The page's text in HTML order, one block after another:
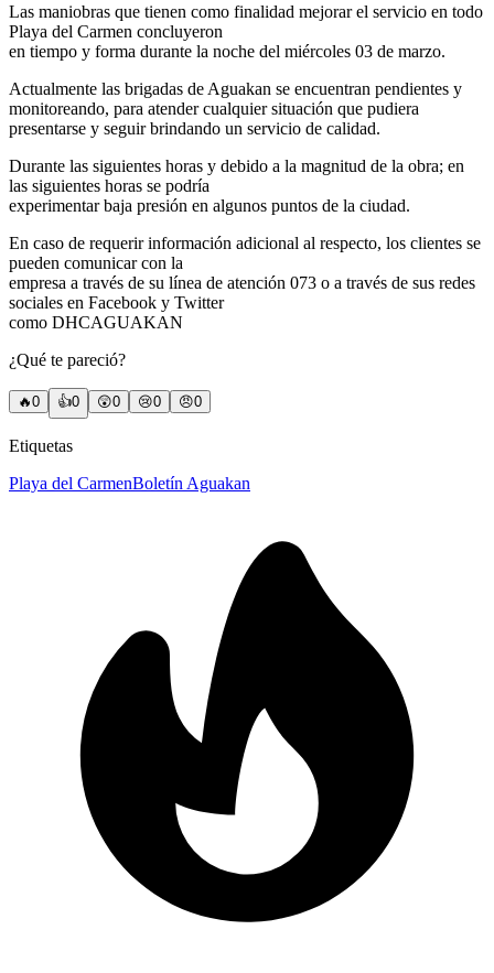
Las maniobras que tienen como finalidad mejorar el servicio en todo
Playa del Carmen concluyeron
en tiempo y forma durante la noche del miércoles 03 de marzo.
Actualmente las brigadas de Aguakan se encuentran pendientes y
monitoreando, para atender cualquier situación que pudiera
presentarse y seguir brindando un servicio de calidad.
Durante las siguientes horas y debido a la magnitud de la obra; en
las siguientes horas se podría
experimentar baja presión en algunos puntos de la ciudad.
En caso de requerir información adicional al respecto, los clientes se
pueden comunicar con la
empresa a través de su línea de atención 073 o a través de sus redes
sociales en Facebook y Twitter
como DHCAGUAKAN
¿Qué te pareció?
🔥0 👍0 😲0 😢0 😠0
Etiquetas
Playa del CarmenBoletín Aguakan